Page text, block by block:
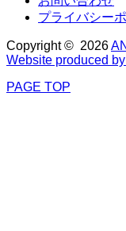
プライバシー
Copyright © 2026
Website produced
PAGE TOP